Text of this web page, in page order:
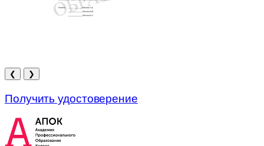
❮ ❯
Получить удостоверение